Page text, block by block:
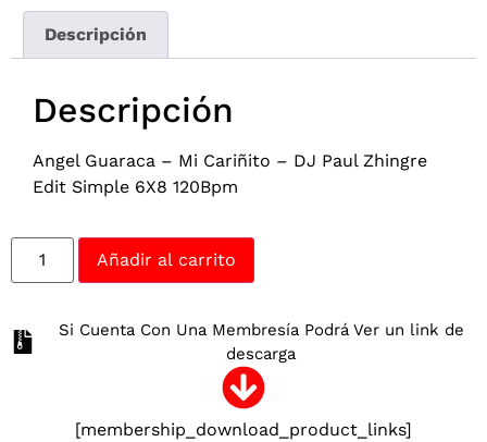
Descripción
Descripción
Angel Guaraca – Mi Cariñito – DJ Paul Zhingre
Edit Simple 6X8 120Bpm
Añadir al carrito
Si Cuenta Con Una Membresía Podrá Ver un link de
descarga
[membership_download_product_links]